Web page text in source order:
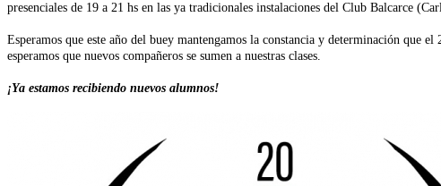
presenciales de 19 a 21 hs en las ya tradicionales instalaciones del Club Balcarce
Esperamos que este año del buey mantengamos la constancia y determinación que
esperamos que nuevos compañeros se sumen a nuestras clases.
¡Ya estamos recibiendo nuevos alumnos!